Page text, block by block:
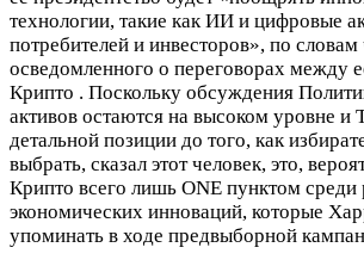
технологии, такие как ИИ и цифровые
потребителей и инвесторов», по словам
осведомленного о переговорах между
Криптo . Поскольку обсуждения
активов остаются на высоком уровне и
детальной позиции до того, как
выбрать, сказал этот человек, это,
Криптo всего лишь ONE пунктом среди
экономических инноваций, которые
упоминать в ходе предвыборной